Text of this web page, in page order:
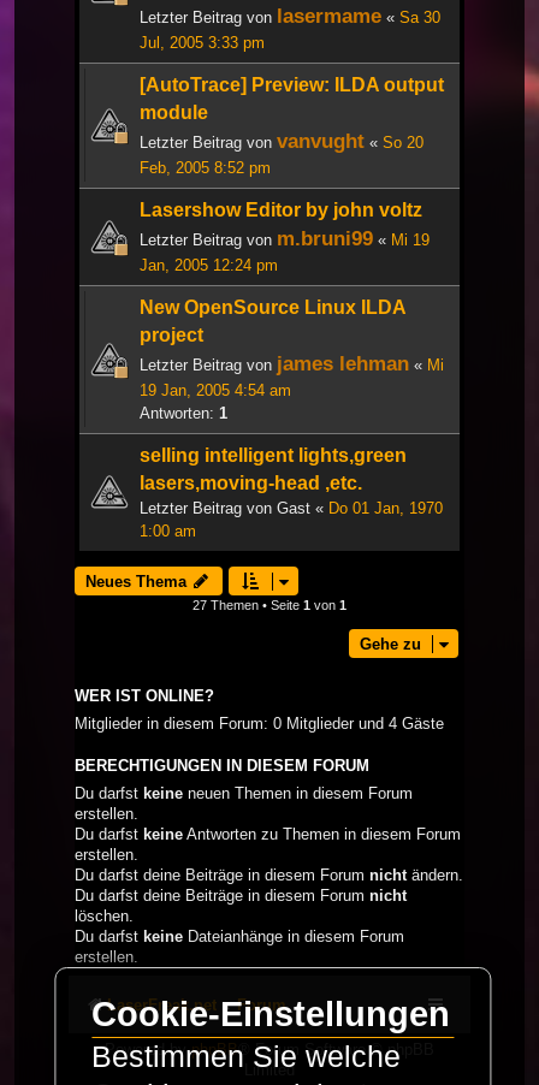
Letzter Beitrag von lasermame « Sa 30
Jul, 2005 3:33 pm
[AutoTrace] Preview: ILDA output
module
Letzter Beitrag von vanvught « So 20
Feb, 2005 8:52 pm
Lasershow Editor by john voltz
Letzter Beitrag von m.bruni99 « Mi 19
Jan, 2005 12:24 pm
New OpenSource Linux ILDA
project
Letzter Beitrag von james lehman « Mi
19 Jan, 2005 4:54 am
Antworten: 1
selling intelligent lights,green
lasers,moving-head ,etc.
Letzter Beitrag von Gast « Do 01 Jan, 1970
1:00 am
Neues Thema
27 Themen • Seite 1 von 1
Gehe zu
WER IST ONLINE?
Mitglieder in diesem Forum: 0 Mitglieder und 4 Gäste
BERECHTIGUNGEN IN DIESEM FORUM
Du darfst keine neuen Themen in diesem Forum
erstellen.
Du darfst keine Antworten zu Themen in diesem Forum
erstellen.
Du darfst deine Beiträge in diesem Forum nichtändern.
Du darfst deine Beiträge in diesem Forum nicht
löschen.
Du darfst keine Dateianhänge in diesem Forum
erstellen.
LaserFreak.net Forum
Powered byphpBB® Forum Software © phpBB
Limited
Cookie-Einstellungen
Bestimmen Sie welche